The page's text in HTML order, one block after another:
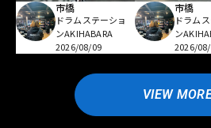
市橋
ドラムステーショ
ンAKIHABARA
2026/08/09
市橋
ドラム
ン
2026/
VIEW